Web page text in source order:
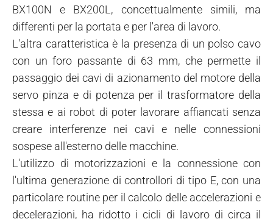
BX100N e BX200L, concettualmente simili, ma
differenti per la portata e per l'area di lavoro.
L'altra caratteristica è la presenza di un polso cavo
con un foro passante di 63 mm, che permette il
passaggio dei cavi di azionamento del motore della
servo pinza e di potenza per il trasformatore della
stessa e ai robot di poter lavorare affiancati senza
creare interferenze nei cavi e nelle connessioni
sospese all'esterno delle macchine.
L'utilizzo di motorizzazioni e la connessione con
l'ultima generazione di controllori di tipo E, con una
particolare routine per il calcolo delle accelerazioni e
decelerazioni, ha ridotto i cicli di lavoro di circa il